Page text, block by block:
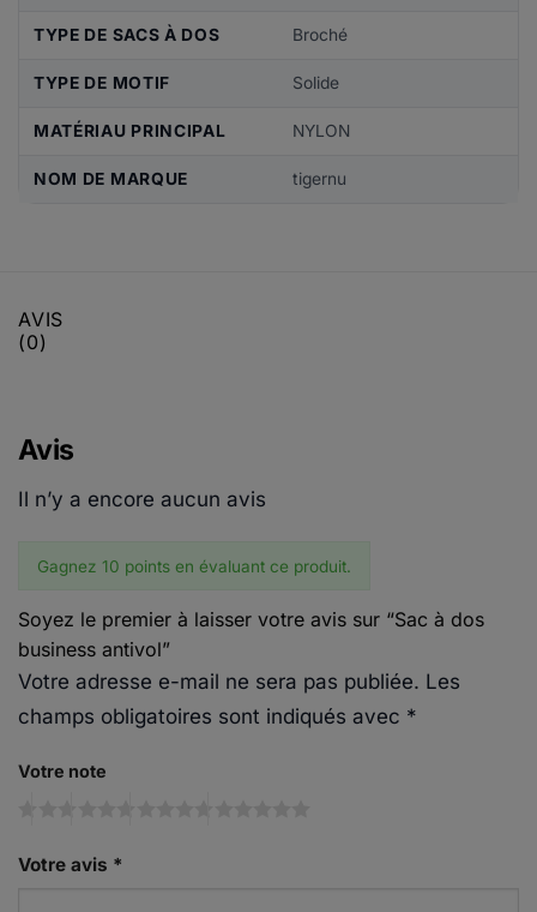
TYPE DE SACS À DOS Broché
TYPE DE MOTIF Solide
MATÉRIAU PRINCIPAL NYLON
NOM DE MARQUE tigernu
AVIS
(0)
Avis
Il n’y a encore aucun avis
Gagnez 10 points en évaluant ce produit.
Soyez le premier à laisser votre avis sur “Sac à dos
business antivol”
Votre adresse e-mail ne sera pas publiée. Les
champs obligatoires sont indiqués avec *
Votre note
Votre avis *